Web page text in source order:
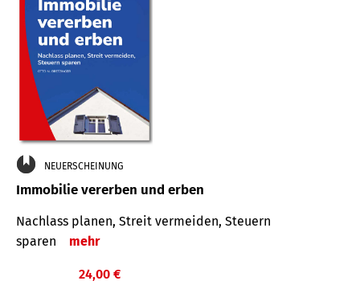
NEUERSCHEINUNG
Immobilie vererben und erben
Nachlass planen, Streit vermeiden, Steuern
sparen
mehr
24,00 €